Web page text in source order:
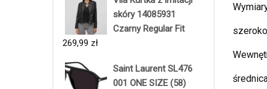
skóry 14085931
Czarny Regular Fit
269,99 zł
Saint Laurent SL476
001 ONE SIZE (58)